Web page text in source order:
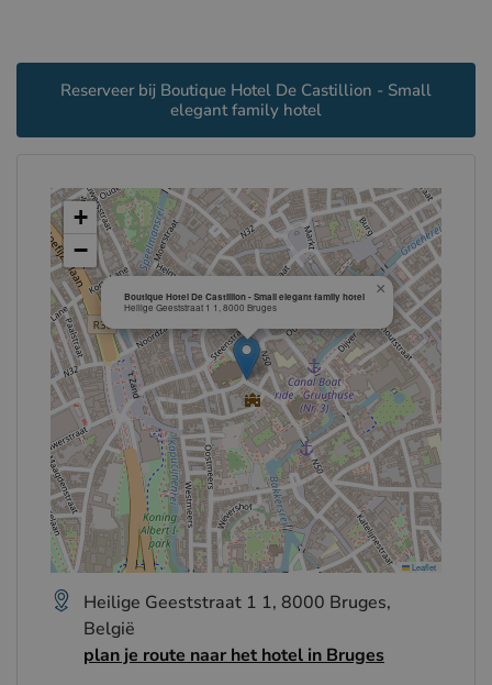
Reserveer bij Boutique Hotel De Castillion - Small
elegant family hotel
Boutique Hotel De Castillion - Small elegant family hotel
Heilige Geeststraat 1 1, 8000 Bruges
×
+
−
Leaflet
Heilige Geeststraat 1 1, 8000 Bruges,
België
plan je route naar het hotel in Bruges